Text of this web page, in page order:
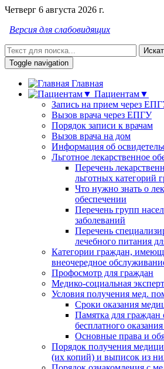
Четверг 6 августа 2026 г.
Версия для слабовидящих
Toggle navigation
Главная
Пациентам▼
Запись на прием через
Вызов врача через ЕПГУ
Порядок записи к врачам
Вызов врача на дом
Информация об
Льготное лекарственное
Перечень
льготных категорий
Что нужно знать о
обеспечении
Перечень групп
заболеваний
Перечень
лечебного питания
Категории граждан,
внеочередное
Профосмотр для граждан
Медико-социальная
Условия получения мед.
Сроки оказания
Памятка для граждан
бесплатного
Основные права и
Порядок получения
(их копий) и выписок из